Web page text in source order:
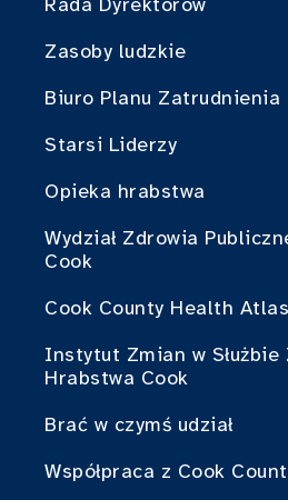
Zasoby ludzkie
Biuro Planu Zatrudnienia
Starsi Liderzy
Opieka hrabstwa
Wydział Zdrowia
Cook
Cook County Health Atlas
Instytut Zmian w Służbie
Hrabstwa Cook
Brać w czymś udział
Współpraca z Cook